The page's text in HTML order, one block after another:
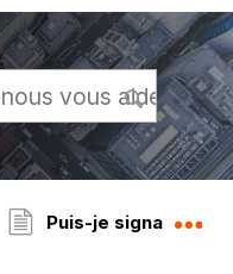
la hiérarchie
Puis-je signaler du